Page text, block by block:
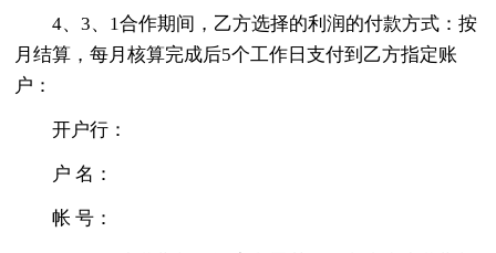
4、3、1合作期间，乙方选择的利润的付款方式：按
月结算，每月核算完成后5个工作日支付到乙方指定账
户：
开户行：
户 名：
帐 号：